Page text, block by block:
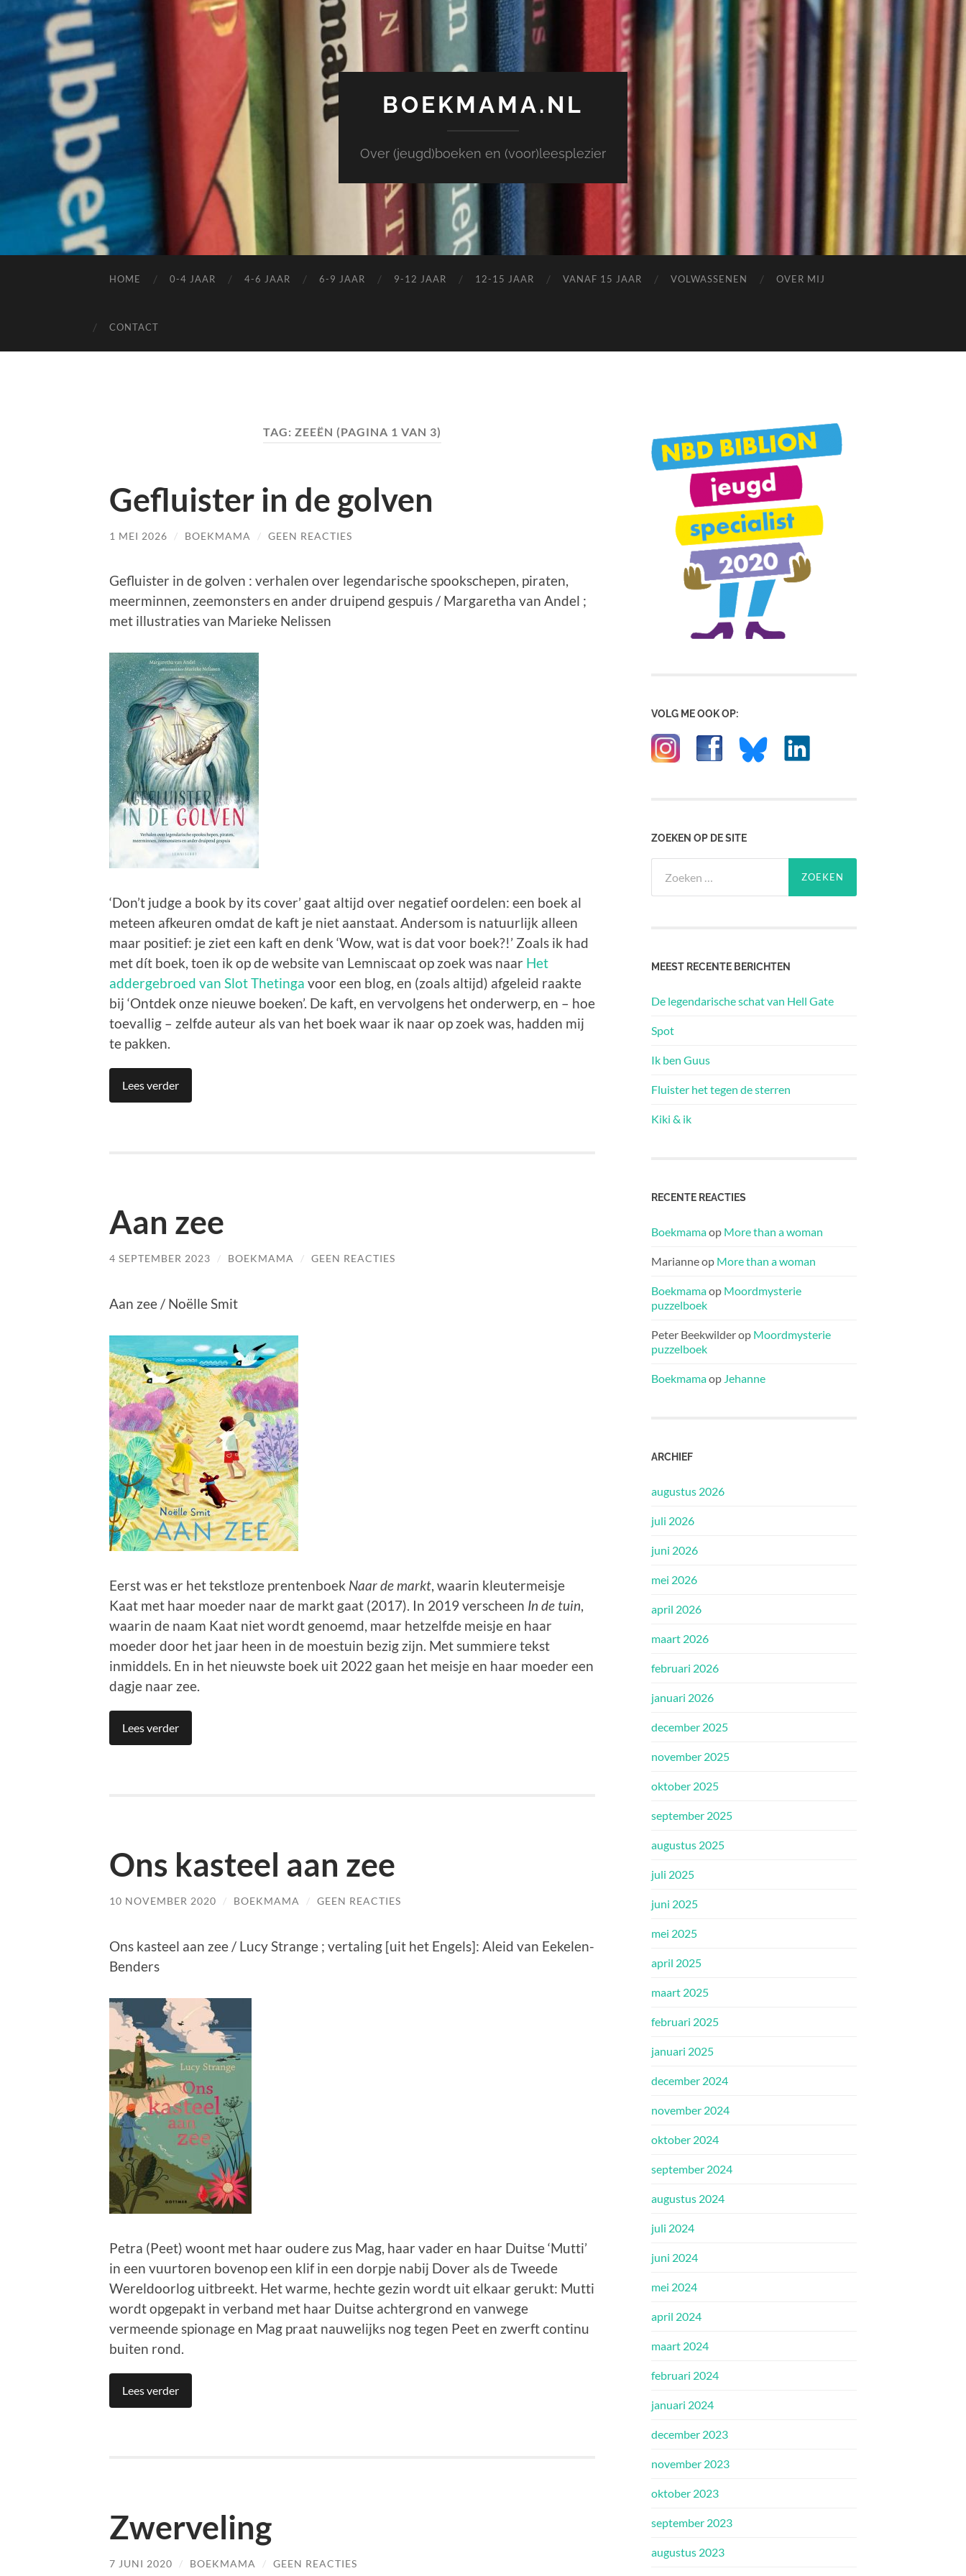
BOEKMAMA.NL
Over (jeugd)boeken en (voor)leesplezier
HOME 0-4 JAAR 4-6 JAAR 6-9 JAAR 9-12 JAAR 12-15 JAAR VANAF 15 JAAR VOLWASSENEN OVER MIJ
CONTACT
TAG: ZEEËN (PAGINA 1 VAN 3)
Gefluister in de golven
1 MEI 2026 / BOEKMAMA / GEEN REACTIES
Gefluister in de golven : verhalen over legendarische spookschepen, piraten,
meerminnen, zeemonsters en ander druipend gespuis / Margaretha van Andel ;
met illustraties van Marieke Nelissen
‘Don’t judge a book by its cover’ gaat altijd over negatief oordelen: een boek al
meteen afkeuren omdat de kaft je niet aanstaat. Andersom is natuurlijk alleen
maar positief: je ziet een kaft en denk ‘Wow, wat is dat voor boek?!’ Zoals ik had
met dít boek, toen ik op de website van Lemniscaat op zoek was naar Het
addergebroed van Slot Thetinga voor een blog, en (zoals altijd) afgeleid raakte
bij ‘Ontdek onze nieuwe boeken’. De kaft, en vervolgens het onderwerp, en – hoe
toevallig – zelfde auteur als van het boek waar ik naar op zoek was, hadden mij
te pakken.
Lees verder
Aan zee
4 SEPTEMBER 2023 / BOEKMAMA / GEEN REACTIES
Aan zee / Noëlle Smit
Eerst was er het tekstloze prentenboek Naar de markt, waarin kleutermeisje
Kaat met haar moeder naar de markt gaat (2017). In 2019 verscheen In de tuin,
waarin de naam Kaat niet wordt genoemd, maar hetzelfde meisje en haar
moeder door het jaar heen in de moestuin bezig zijn. Met summiere tekst
inmiddels. En in het nieuwste boek uit 2022 gaan het meisje en haar moeder een
dagje naar zee.
Lees verder
Ons kasteel aan zee
10 NOVEMBER 2020 / BOEKMAMA / GEEN REACTIES
Ons kasteel aan zee / Lucy Strange ; vertaling [uit het Engels]: Aleid van Eekelen-
Benders
Petra (Peet) woont met haar oudere zus Mag, haar vader en haar Duitse ‘Mutti’
in een vuurtoren bovenop een klif in een dorpje nabij Dover als de Tweede
Wereldoorlog uitbreekt. Het warme, hechte gezin wordt uit elkaar gerukt: Mutti
wordt opgepakt in verband met haar Duitse achtergrond en vanwege
vermeende spionage en Mag praat nauwelijks nog tegen Peet en zwerft continu
buiten rond.
Lees verder
Zwerveling
7 JUNI 2020 / BOEKMAMA / GEEN REACTIES
VOLG ME OOK OP:
ZOEKEN OP DE SITE
naar:
MEEST RECENTE BERICHTEN
De legendarische schat van Hell Gate
Spot
Ik ben Guus
Fluister het tegen de sterren
Kiki & ik
RECENTE REACTIES
Boekmamaop More than a woman
Marianneop More than a woman
Boekmamaop Moordmysterie
puzzelboek
Peter Beekwilderop Moordmysterie
puzzelboek
Boekmamaop Jehanne
ARCHIEF
augustus 2026
juli 2026
juni 2026
mei 2026
april 2026
maart 2026
februari 2026
januari 2026
december 2025
november 2025
oktober 2025
september 2025
augustus 2025
juli 2025
juni 2025
mei 2025
april 2025
maart 2025
februari 2025
januari 2025
december 2024
november 2024
oktober 2024
september 2024
augustus 2024
juli 2024
juni 2024
mei 2024
april 2024
maart 2024
februari 2024
januari 2024
december 2023
november 2023
oktober 2023
september 2023
augustus 2023